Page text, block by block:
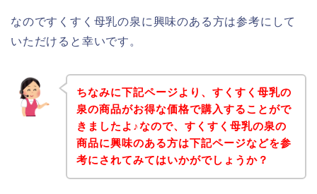
なのですくすく母乳の泉に興味のある方は参考にして
いただけると幸いです。
ちなみに下記ページより、すくすく母乳の
泉の商品がお得な価格で購入することがで
きましたよ♪なので、すくすく母乳の泉の
商品に興味のある方は下記ページなどを参
考にされてみてはいかがでしょうか？